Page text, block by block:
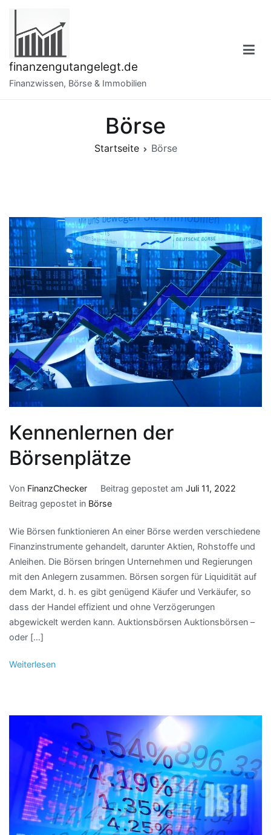
springen
finanzengutangelegt.de
Finanzwissen, Börse & Immobilien
Börse
Startseite Börse
Kennenlernen der
Börsenplätze
Von FinanzChecker Beitrag gepostet am Juli 11, 2022
Beitrag gepostet in Börse
Wie Börsen funktionieren An einer Börse werden verschiedene
Finanzinstrumente gehandelt, darunter Aktien, Rohstoffe und
Anleihen. Die Börsen bringen Unternehmen und Regierungen
mit den Anlegern zusammen. Börsen sorgen für Liquidität auf
dem Markt, d. h. es gibt genügend Käufer und Verkäufer, so
dass der Handel effizient und ohne Verzögerungen
abgewickelt werden kann. Auktionsbörsen Auktionsbörsen –
oder […]
Weiterlesen